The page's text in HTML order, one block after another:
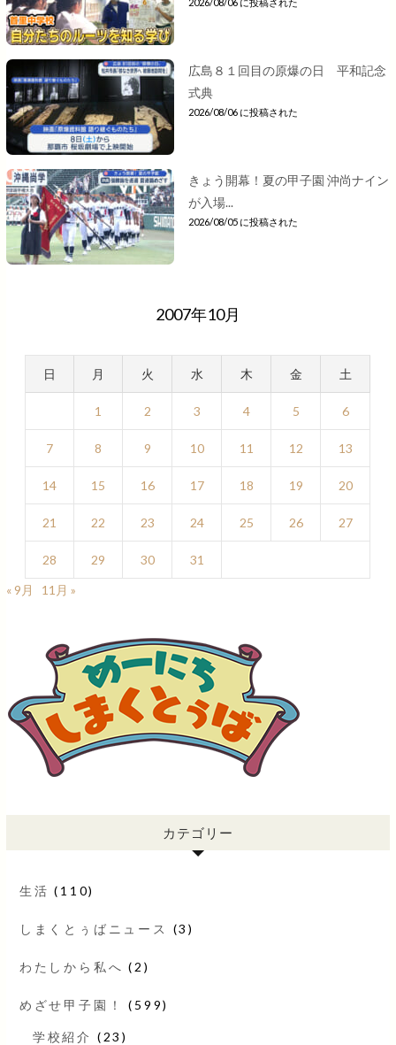
広島８１回目の原爆の日 平和記念
式典
2026/08/06 に投稿された
きょう開幕！夏の甲子園 沖尚ナイン
が入場...
2026/08/05 に投稿された
2007年10月
日 月 火 水 木 金 土
1 2 3 4 5 6
7 8 9 10 11 12 13
14 15 16 17 18 19 20
21 22 23 24 25 26 27
28 29 30
31
« 9月
11月 »
カテゴリー
生活 (110)
しまくとぅばニュース (3)
わたしから私へ (2)
めざせ甲子園！ (599)
学校紹介 (23)